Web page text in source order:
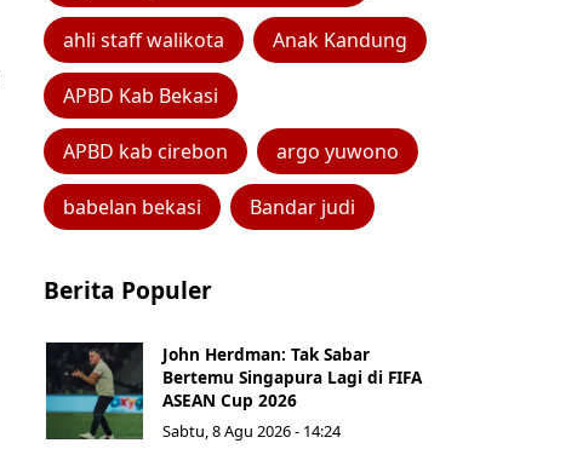
ahli staff walikota Anak Kandung
APBD Kab Bekasi
APBD kab cirebon argo yuwono
babelan bekasi Bandar judi
Berita Populer
John Herdman: Tak Sabar
Bertemu Singapura Lagi di FIFA
ASEAN Cup 2026
Sabtu, 8 Agu 2026 - 14:24